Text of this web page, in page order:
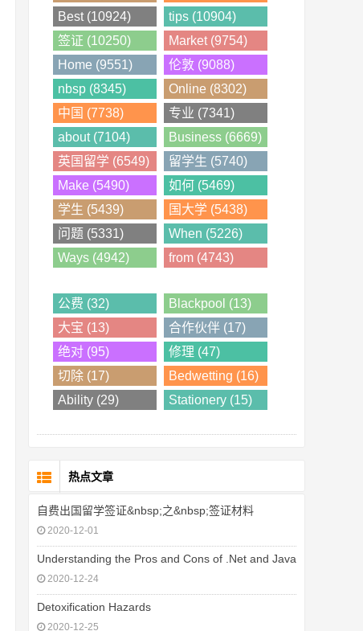
Best (10924)
tips (10904)
签证 (10250)
Market (9754)
Home (9551)
伦敦 (9088)
nbsp (8345)
Online (8302)
中国 (7738)
专业 (7341)
about (7104)
Business (6669)
英国留学 (6549)
留学生 (5740)
Make (5490)
如何 (5469)
学生 (5439)
国大学 (5438)
问题 (5331)
When (5226)
Ways (4942)
from (4743)
公费 (32)
Blackpool (13)
大宝 (13)
合作伙伴 (17)
绝对 (95)
修理 (47)
切除 (17)
Bedwetting (16)
Ability (29)
Stationery (15)
热点文章
自费出国留学签证&nbsp;之&nbsp;签证材料
2020-12-01
Understanding the Pros and Cons of .Net and Java
2020-12-24
Detoxification Hazards
2020-12-25